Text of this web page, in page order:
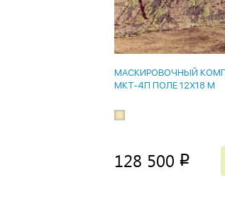
МАСКИРОВОЧНЫЙ
МКТ-4П ПОЛЕ 12Х18 М
128 500 p